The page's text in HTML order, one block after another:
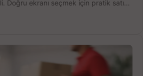
Doğru ekranı seçmek için pratik satın